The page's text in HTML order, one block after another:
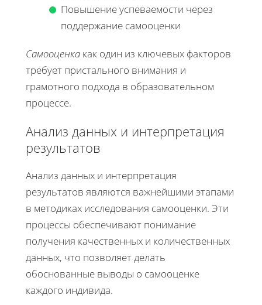
Повышение успеваемости через
поддержание самооценки
Самооценка как один из ключевых факторов
требует пристального внимания и
грамотного подхода в образовательном
процессе.
Анализ данных и интерпретация
результатов
Анализ данных и интерпретация
результатов являются важнейшими этапами
в методиках исследования самооценки. Эти
процессы обеспечивают понимание
получения качественных и количественных
данных, что позволяет делать
обоснованные выводы о самооценке
каждого индивида.